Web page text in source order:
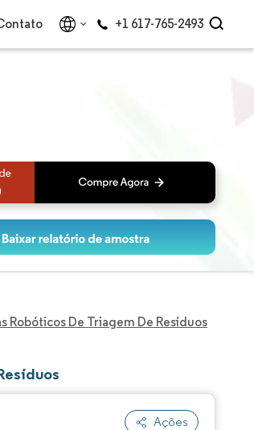
+1 617-765-2493
Robóticos De Triagem De Resíduos
Ações